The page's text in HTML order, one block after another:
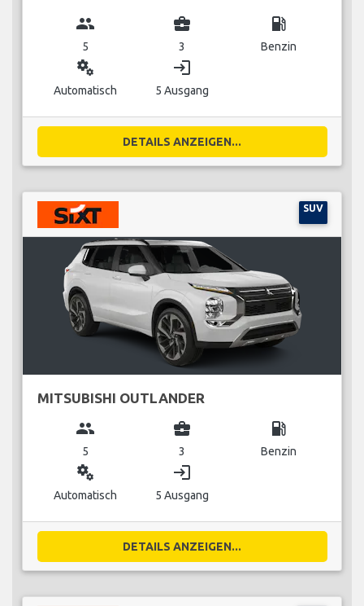
group
5
business_center
3
local_gas_station
Benzin
miscellaneous_services
Automatisch
login
5 Ausgang
DETAILS ANZEIGEN...
SUV
MITSUBISHI OUTLANDER
group
5
business_center
3
local_gas_station
Benzin
miscellaneous_services
Automatisch
login
5 Ausgang
DETAILS ANZEIGEN...